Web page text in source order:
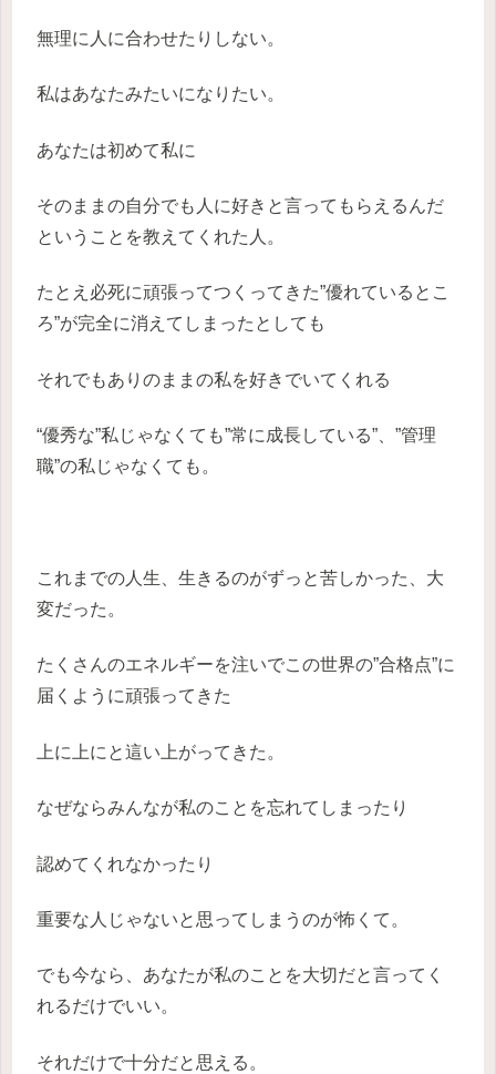
無理に人に合わせたりしない。
私はあなたみたいになりたい。
あなたは初めて私に
そのままの自分でも人に好きと言ってもらえるんだ
ということを教えてくれた人。
たとえ必死に頑張ってつくってきた”優れているとこ
ろ”が完全に消えてしまったとしても
それでもありのままの私を好きでいてくれる
“優秀な”私じゃなくても”常に成長している”、”管理
職”の私じゃなくても。
これまでの人生、生きるのがずっと苦しかった、大
変だった。
たくさんのエネルギーを注いでこの世界の”合格点”に
届くように頑張ってきた
上に上にと這い上がってきた。
なぜならみんなが私のことを忘れてしまったり
認めてくれなかったり
重要な人じゃないと思ってしまうのが怖くて。
でも今なら、あなたが私のことを大切だと言ってく
れるだけでいい。
それだけで十分だと思える。